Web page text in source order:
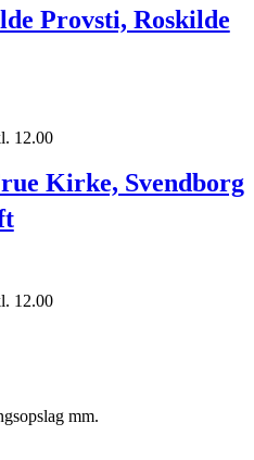
Provsti, Roskilde
12.00
Kirke, Svendborg
12.00
mm.